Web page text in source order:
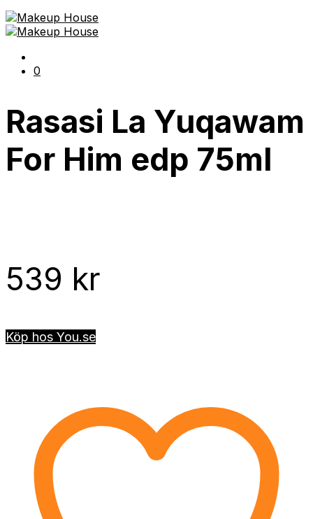
0
Rasasi La Yuqawam
For Him edp 75ml
539 kr
Köp hos You.se